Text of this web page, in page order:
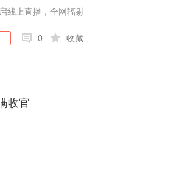
线上直播，全网辐射
0 收藏
收官